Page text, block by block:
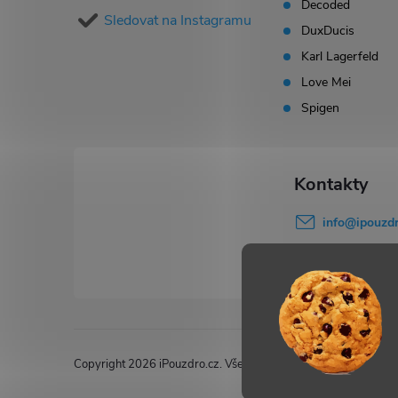
Sledovat na Instagramu
Decoded
DuxDucis
Karl Lagerfeld
Love Mei
Spigen
info@
Copyright 2026 iPouzdro.cz. Všechna práva vyhrazena.